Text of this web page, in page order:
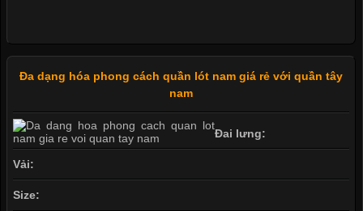
Đa dạng hóa phong cách quần lót nam giá rẻ với quần tây
nam
Đai lưng:
Vải:
Size: